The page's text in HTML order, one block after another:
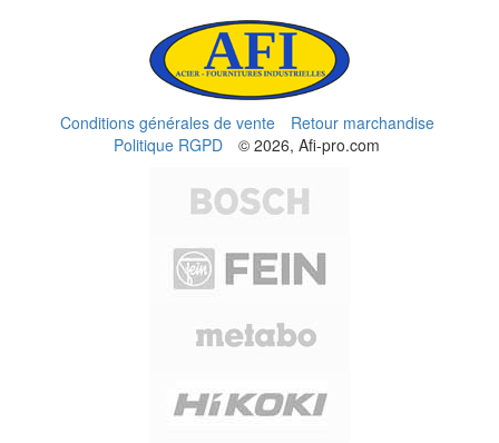
Conditions générales de vente
Retour marchandise
Politique RGPD
© 2026, Afi-pro.com